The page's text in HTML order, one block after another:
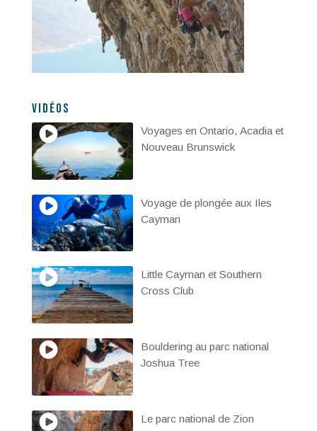
Vidéos
Voyages en Ontario, Acadia et
Nouveau Brunswick
Voyage de plongée aux Iles
Cayman
Little Cayman et Southern
Cross Club
Bouldering au parc national
Joshua Tree
Le parc national de Zion